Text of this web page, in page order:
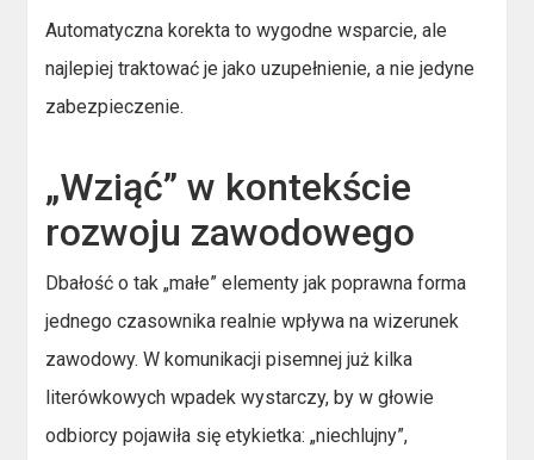
Automatyczna korekta to wygodne wsparcie, ale
najlepiej traktować je jako uzupełnienie, a nie jedyne
zabezpieczenie.
„Wziąć” w kontekście
rozwoju zawodowego
Dbałość o tak „małe” elementy jak poprawna forma
jednego czasownika realnie wpływa na wizerunek
zawodowy. W komunikacji pisemnej już kilka
literówkowych wpadek wystarczy, by w głowie
odbiorcy pojawiła się etykietka: „niechlujny”,